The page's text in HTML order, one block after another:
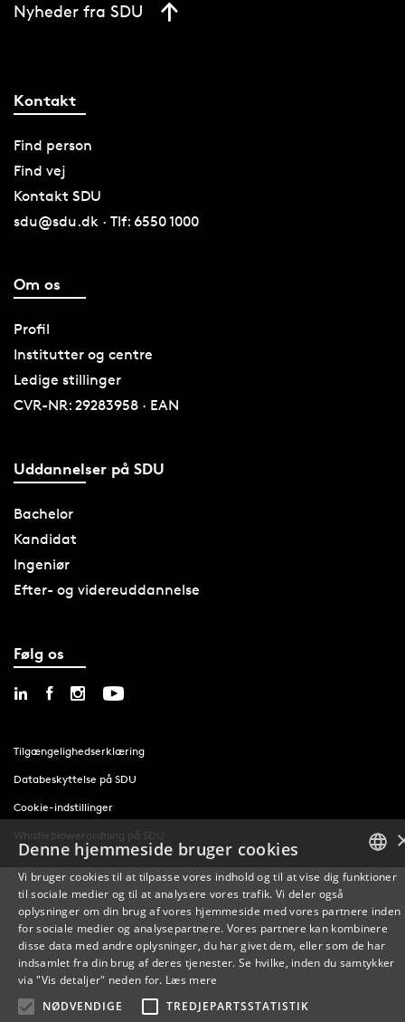
Nyheder fra SDU
Kontakt
Find person
Find vej
Kontakt SDU
sdu@sdu.dk · Tlf: 6550 1000
Om os
Profil
Institutter og centre
Ledige stillinger
CVR-NR: 29283958 · EAN
Uddannelser på SDU
Bachelor
Kandidat
Ingeniør
Efter- og videreuddannelse
Følg os
Tilgængelighedserklæring
Databeskyttelse på SDU
Cookie-indstillinger
Whistleblowerordning på SDU
ENGLISH
Denne hjemmeside bruger cookies
Vi bruger cookies til at tilpasse vores indhold og til at vise dig funktioner
til sociale medier og til at analysere vores trafik. Vi deler også
oplysninger om din brug af vores hjemmeside med vores partnere inden
for sociale medier og analysepartnere. Vores partnere kan kombinere
disse data med andre oplysninger, du har givet dem, eller som de har
indsamlet fra din brug af deres tjenester. Se hvilke, inden du samtykker
via "Vis detaljer" neden for. Læs mere
NØDVENDIGE
TREDJEPARTSSTATISTIK